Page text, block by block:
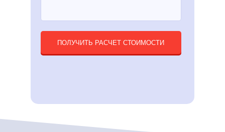
ПОЛУЧИТЬ РАСЧЕТ СТОИМОСТИ